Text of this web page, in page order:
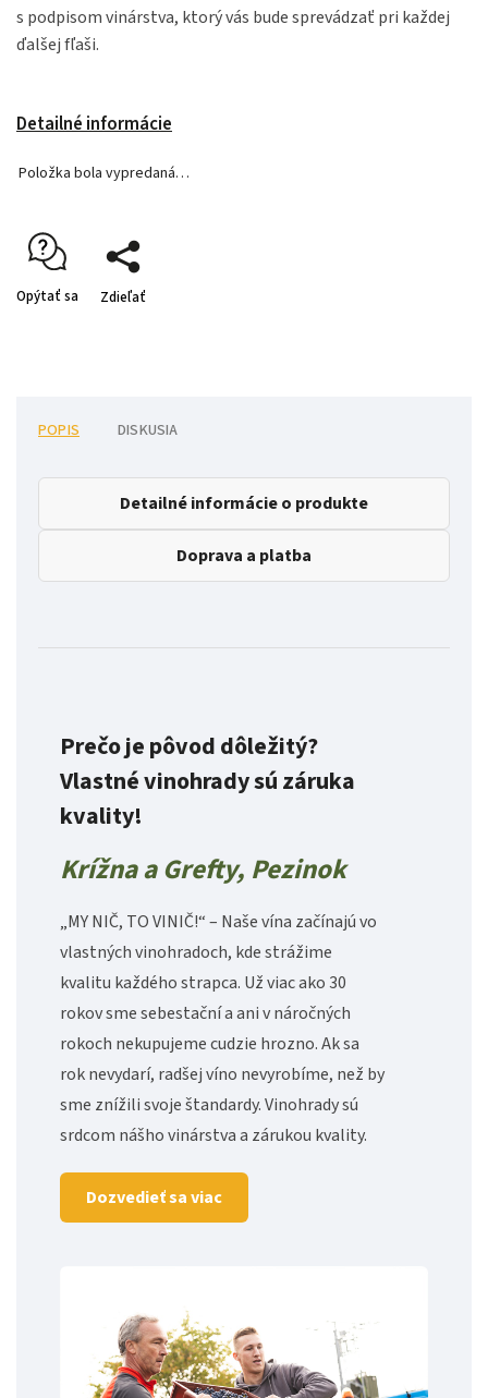
s podpisom vinárstva, ktorý vás bude sprevádzať pri každej
ďalšej fľaši.
Detailné informácie
Položka bola vypredaná…
Opýtať sa Zdieľať
POPIS DISKUSIA
Detailné informácie o produkte
Doprava a platba
Prečo je pôvod dôležitý?
Vlastné vinohrady sú záruka
kvality!
Krížna a Grefty, Pezinok
„MY NIČ, TO VINIČ!“ – Naše vína začínajú vo
vlastných vinohradoch, kde strážime
kvalitu každého strapca. Už viac ako 30
rokov sme sebestační a ani v náročných
rokoch nekupujeme cudzie hrozno. Ak sa
rok nevydarí, radšej víno nevyrobíme, než by
sme znížili svoje štandardy. Vinohrady sú
srdcom nášho vinárstva a zárukou kvality.
Dozvedieť sa viac